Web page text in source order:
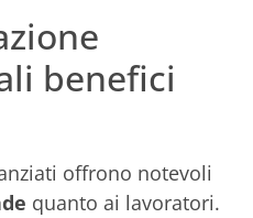
benefici
offrono notevoli
quanto ai lavoratori.